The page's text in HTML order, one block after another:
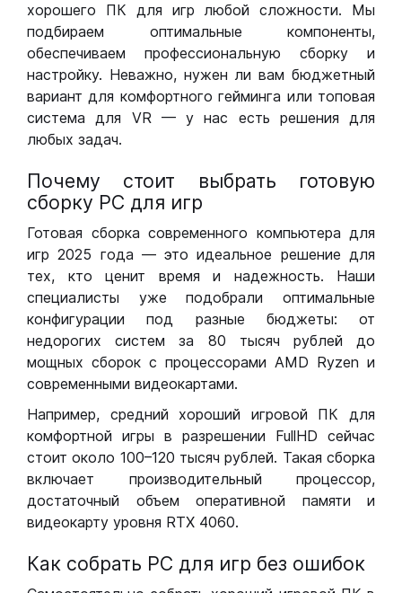
хорошего ПК для игр любой сложности. Мы
подбираем оптимальные компоненты,
обеспечиваем профессиональную сборку и
настройку. Неважно, нужен ли вам бюджетный
вариант для комфортного гейминга или топовая
система для VR — у нас есть решения для
любых задач.
Почему стоит выбрать готовую
сборку РС для игр
Готовая сборка современного компьютера для
игр 2025 года — это идеальное решение для
тех, кто ценит время и надежность. Наши
специалисты уже подобрали оптимальные
конфигурации под разные бюджеты: от
недорогих систем за 80 тысяч рублей до
мощных сборок с процессорами AMD Ryzen и
современными видеокартами.
Например, средний хороший игровой ПК для
комфортной игры в разрешении FullHD сейчас
стоит около 100–120 тысяч рублей. Такая сборка
включает производительный процессор,
достаточный объем оперативной памяти и
видеокарту уровня RTX 4060.
Как собрать РС для игр без ошибок